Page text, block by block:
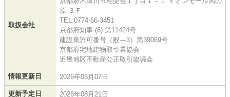
取扱会社
原 ３Ｆ
TEL:0774-66-3451
京都府知事 (6) 第11424号
建設業許可番号（般―3）第39069号
京都府宅地建物取引業協会
近畿地区不動産公正取引協議会
情報更新日 2026年08月07日
更新予定日 2026年08月21日